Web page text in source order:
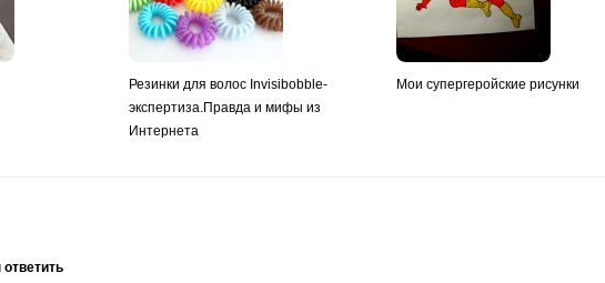
Резинки для волос Invisibobble-
экспертиза.Правда и мифы из
Интернета
Мои супергеройские рисунки